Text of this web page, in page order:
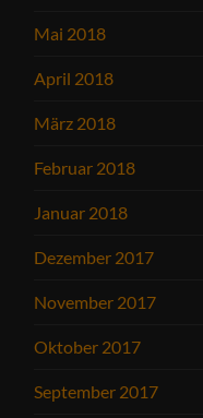
Mai 2018
April 2018
März 2018
Februar 2018
Januar 2018
Dezember 2017
November 2017
Oktober 2017
September 2017